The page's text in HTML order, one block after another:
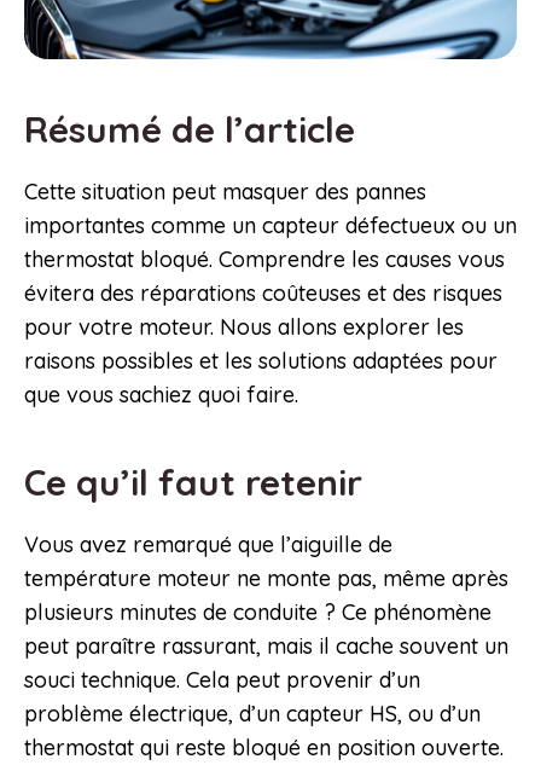
Résumé de l’article
Cette situation peut masquer des pannes
importantes comme un capteur défectueux ou un
thermostat bloqué. Comprendre les causes vous
évitera des réparations coûteuses et des risques
pour votre moteur. Nous allons explorer les
raisons possibles et les solutions adaptées pour
que vous sachiez quoi faire.
Ce qu’il faut retenir
Vous avez remarqué que l’aiguille de
température moteur ne monte pas, même après
plusieurs minutes de conduite ? Ce phénomène
peut paraître rassurant, mais il cache souvent un
souci technique. Cela peut provenir d’un
problème électrique, d’un capteur HS, ou d’un
thermostat qui reste bloqué en position ouverte.